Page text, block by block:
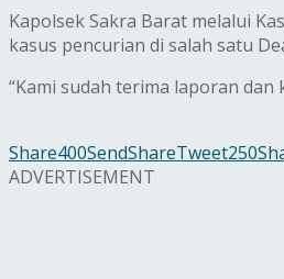
Kapolsek Sakra Barat melalui
kasus pencurian di salah satu
“Kami sudah terima laporan dan
Share400SendShareTweet250
ADVERTISEMENT